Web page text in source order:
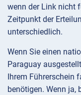
wenn der Link nicht
Zeitpunkt der
unterschiedlich.
Wenn Sie einen
Paraguay
Ihrem Führerschein
benötigen. Wenn ja,